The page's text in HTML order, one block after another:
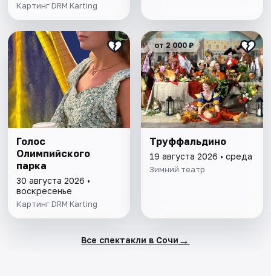
Картинг DRM Karting
Голос
Олимпийского
парка
30 августа 2026 •
воскресенье
Картинг DRM Karting
от 2 000 ₽
Труффальдино
19 августа 2026 • среда
Зимний театр
Все спектакли в Сочи →